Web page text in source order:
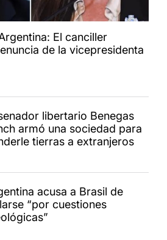
El canciller
de la vicepresidenta
libertario Benegas
armó una sociedad para
tierras a extranjeros
acusa a Brasil de
“por cuestiones